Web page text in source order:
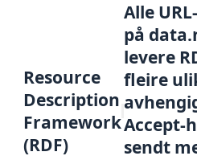
Resource
Description
Framework
(RDF)
Alle
på
levere
fleire
Accept-
sendt